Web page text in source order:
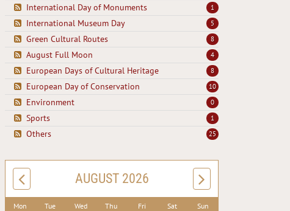
1
International Day of Monuments
5
International Museum Day
8
Green Cultural Routes
4
August Full Moon
8
European Days of Cultural Heritage
10
European Day of Conservation
0
Environment
1
Sports
25
Others
AUGUST 2026
Mon Tue Wed Thu Fri Sat Sun